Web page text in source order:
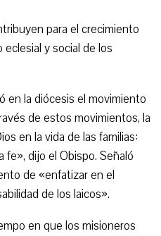
para el crecimiento
y social de los
en la diócesis el movimiento
de estos movimientos, la
en la vida de las familias:
dijo el Obispo. Señaló
de «enfatizar en el
de los laicos».
en que los misioneros